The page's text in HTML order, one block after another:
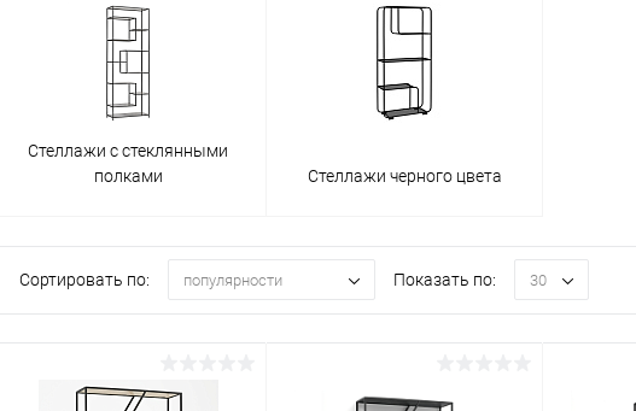
Стеллажи с стеклянными
полками
Стеллажи черного цвета
Сортировать по: популярности Показать по: 30